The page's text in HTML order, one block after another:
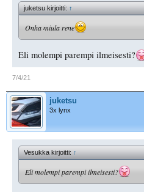
juketsu kirjoitti:↑
Onha miula rene
Eli molempi parempi ilmeisesti?
7/4/21
juketsu
3x lynx
Vesukka kirjoitti:↑
Eli molempi parempi ilmeisesti?